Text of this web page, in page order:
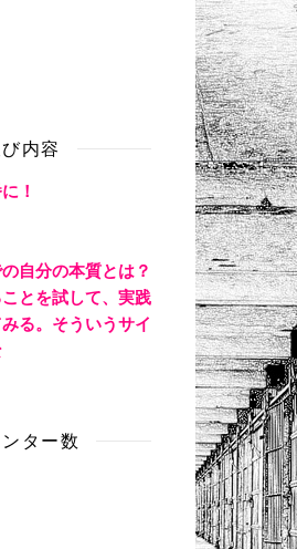
内容
！
自分の本質とは？
とを試して、実践
る。そういうサイ
ター数